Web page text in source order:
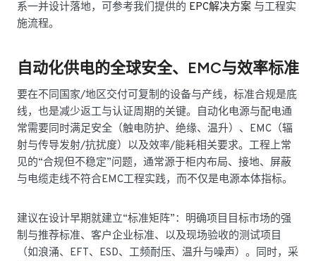
系一并设计落地，可参考我们提供的 EPC解决方案 与工程实
施流程。
自动化供电的全球安全、EMC与效率标准
要在不同国家/地区交付可复制的设备与产线，标准合规是底
线，也是减少返工与认证周期的关键。自动化电源与配电通
常需要同时满足安全（触电防护、绝缘、温升）、EMC（辐
射与传导发射/抗扰度）以及效率/能耗相关要求。工程上常
见的“合规但不稳定”问题，通常源于柜内布局、接地、屏蔽
与电缆走线不符合EMC工程实践，而不仅是电源本体指标。
建议在设计早期就建立“标准矩阵”：明确项目目标市场的强
制与推荐标准、客户企业标准、以及现场验收的测试项目
（如浪涌、EFT、ESD、工频耐压、温升与噪声）。同时，采